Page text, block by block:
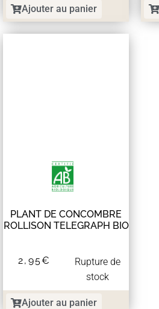
Ajouter au panier
PLANT DE CONCOMBRE
ROLLISON TELEGRAPH BIO
2,95€
Rupture de
stock
Ajouter au panier